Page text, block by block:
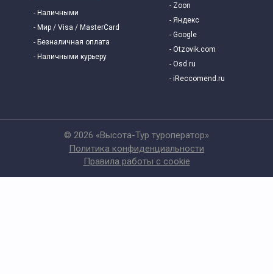
- Наличными
- Мир / Visa / MasterCard
- Безналичная оплата
- Наличными курьеру
- Zoon
- Яндекс
- Google
- Otzovik.com
- Osd.ru
- iReccomend.ru
© 2026 «Высота-Тур туроператор»
Политика конфиденциальности
Правила работы с cookie